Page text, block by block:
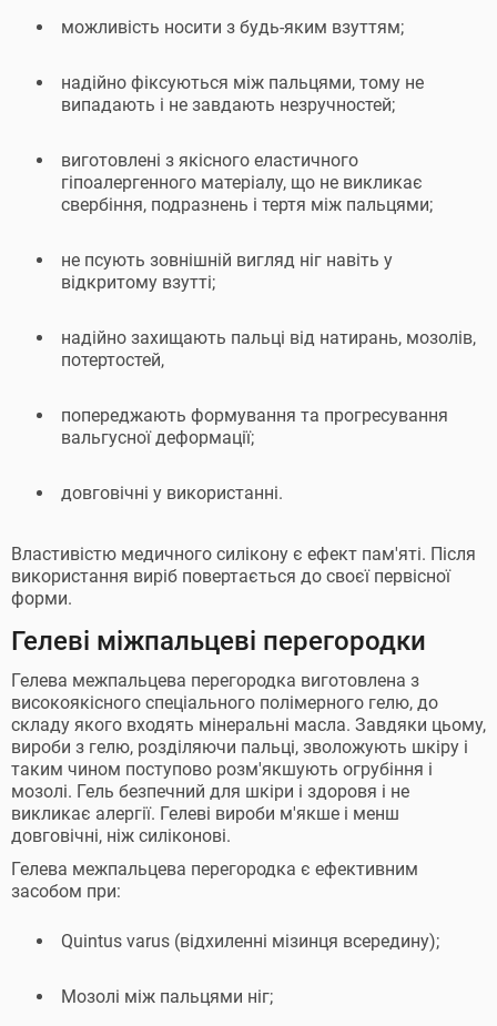
можливість носити з будь-яким взуттям;
надійно фіксуються між пальцями, тому не
випадають і не завдають незручностей;
виготовлені з якісного еластичного
гіпоалергенного матеріалу, що не викликає
свербіння, подразнень і тертя між пальцями;
не псують зовнішній вигляд ніг навіть у
відкритому взутті;
надійно захищають пальці від натирань, мозолів,
потертостей,
попереджають формування та прогресування
вальгусної деформації;
довговічні у використанні.
Властивістю медичного силікону є ефект пам'яті. Після
використання виріб повертається до своєї первісної
форми.
Гелеві міжпальцеві перегородки
Гелева межпальцева перегородка виготовлена з
високоякісного спеціального полімерного гелю, до
складу якого входять мінеральні масла. Завдяки цьому,
вироби з гелю, розділяючи пальці, зволожують шкіру і
таким чином поступово розм'якшують огрубіння і
мозолі. Гель безпечний для шкіри і здоровя і не
викликає алергії. Гелеві вироби м'якше і менш
довговічні, ніж силіконові.
Гелева межпальцева перегородка є ефективним
засобом при:
Quintus varus (відхиленні мізинця всередину);
Мозолі між пальцями ніг;